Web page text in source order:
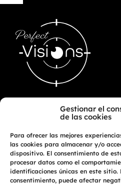
Gestionar el
de las cookies
Para ofrecer las mejores
las cookies para almacenar y/o
dispositivo. El consentimiento de
procesar datos como el
identificaciones únicas en este
consentimiento, puede afectar
Cita Previa
Red de Tiendas
Tienda Online